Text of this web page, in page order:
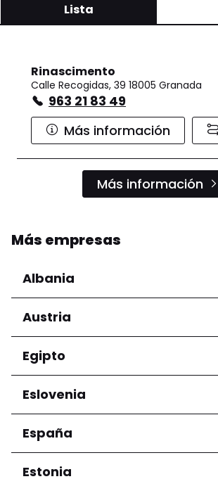
Lista
Rinascimento
Calle Recogidas, 39 18005 Granada
963 21 83 49
Más información
Más información
Más empresas
Albania
Regiones
Condado de Tirana
Austria
Regiones
Niederösterreich
Salzburg
Wien
Egipto
Regiones
Gobernación de El Cairo
Eslovenia
Regiones
Ljubljana
España
Regiones
Estonia